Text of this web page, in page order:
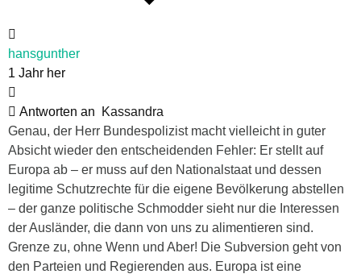
hansgunther
1 Jahr her
Antworten an
Kassandra
Genau, der Herr Bundespolizist macht vielleicht in guter
Absicht wieder den entscheidenden Fehler: Er stellt auf
Europa ab – er muss auf den Nationalstaat und dessen
legitime Schutzrechte für die eigene Bevölkerung abstellen
– der ganze politische Schmodder sieht nur die Interessen
der Ausländer, die dann von uns zu alimentieren sind.
Grenze zu, ohne Wenn und Aber! Die Subversion geht von
den Parteien und Regierenden aus. Europa ist eine